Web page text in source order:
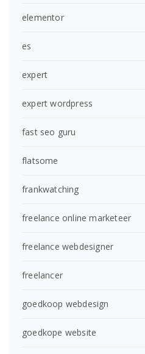
elementor
es
expert
expert wordpress
fast seo guru
flatsome
frankwatching
freelance online marketeer
freelance webdesigner
freelancer
goedkoop webdesign
goedkope website